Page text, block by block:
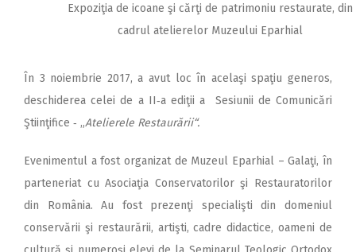
Expoziţia de icoane şi cărţi de patrimoniu restaurate, din
cadrul atelierelor Muzeului Eparhial
În 3 noiembrie 2017, a avut loc în acelaşi spaţiu generos,
deschiderea celei de a II‑a ediţii a Sesiunii de Comunicări
Ştiinţifice ‑ „Atelierele Restaurării“.
Evenimentul a fost organizat de Muzeul Eparhial – Galaţi, în
parteneriat cu Asociaţia Conservatorilor şi Restauratorilor
din România. Au fost prezenţi specialişti din domeniul
conservării şi restaurării, artişti, cadre didactice, oameni de